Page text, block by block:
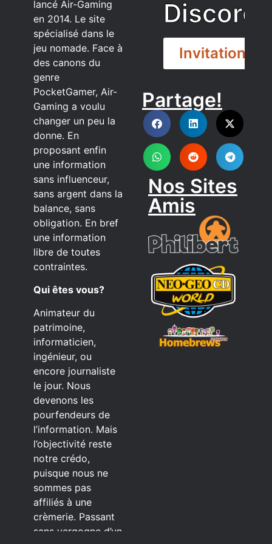
lancé Air-Gaming
en 2014. Le site
spécialisé dans le
jeu nomade. Face à
des canons du
genre
PocketGamer, Air-
Gaming a voulu
changer un peu la
donne. En
proposant enfin
une information
sans influenceur,
sans argent dans la
balance, sans
obligation. En bref
une information
libre de toutes
contraintes.
Qui êtes vous?
Animateur du
patrimoine,
informaticien,
ingénieur, ou
encore journaliste
le jour. Nous
devenons les
pourfendeurs de
l’information. Mais
l’objectivité reste
notre crédo,
puisque nous ne
sommes pas
affiliés à une
crèmerie. Passant
sans vergogne d’un
Discord
Invitation
DISCORD
Partage!
Nos Sites
Amis